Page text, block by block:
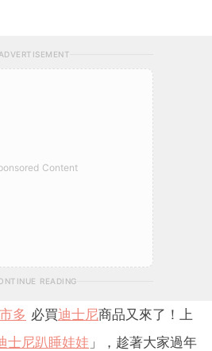
ADVERTISEMENT
Content
READING
多 必買迪士尼商品又來了！上
士尼趴睡娃娃 」，趁著大家過年